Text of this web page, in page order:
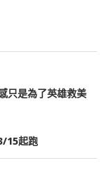
只是為了英雄救美
15起跑